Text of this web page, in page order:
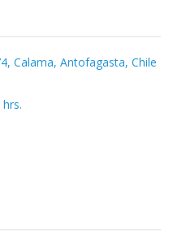
Calama, Antofagasta, Chile